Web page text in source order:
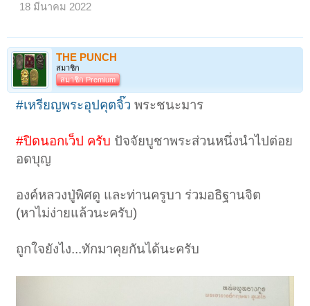
18 มีนาคม 2022
THE PUNCH
สมาชิก
สมาชิก Premium
#เหรียญพระอุปคุตจิ๊ว พระชนะมาร
#ปิดนอกเว็ป ครับ ปัจจัยบูชาพระส่วนหนึ่งนำไปต่อย
อดบุญ
องค์หลวงปู่พิศดู และท่านครูบา ร่วมอธิฐานจิต
(หาไม่ง่ายแล้วนะครับ)
ถูกใจยังไง...ทักมาคุยกันได้นะครับ